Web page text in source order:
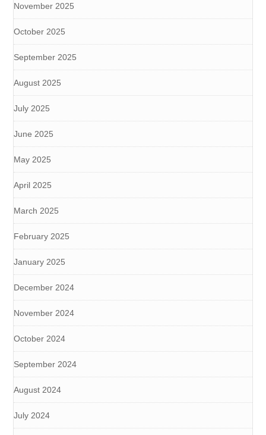
November 2025
October 2025
September 2025
August 2025
July 2025
June 2025
May 2025
April 2025
March 2025
February 2025
January 2025
December 2024
November 2024
October 2024
September 2024
August 2024
July 2024